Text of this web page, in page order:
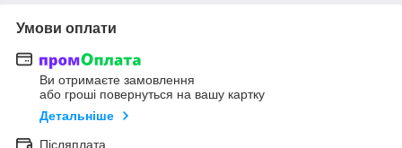
Умови оплати
Ви отримаєте замовлення
або гроші повернуться на вашу картку
Детальніше
Післяплата